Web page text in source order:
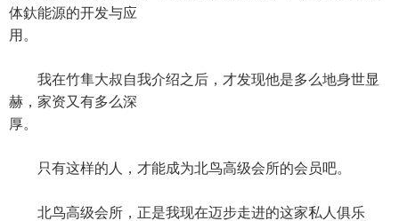
体釱能源的开发与应
用。
我在竹隼大叔自我介绍之后，才发现他是多么地身世显
赫，家资又有多么深
厚。
只有这样的人，才能成为北鸟高级会所的会员吧。
北鸟高级会所，正是我现在迈步走进的这家私人俱乐